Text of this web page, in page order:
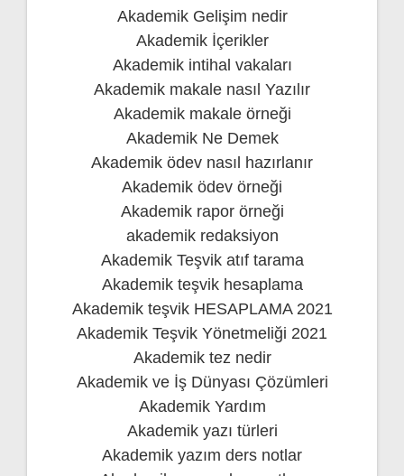
Akademik Gelişim nedir
Akademik İçerikler
Akademik intihal vakaları
Akademik makale nasıl Yazılır
Akademik makale örneği
Akademik Ne Demek
Akademik ödev nasıl hazırlanır
Akademik ödev örneği
Akademik rapor örneği
akademik redaksiyon
Akademik Teşvik atıf tarama
Akademik teşvik hesaplama
Akademik teşvik HESAPLAMA 2021
Akademik Teşvik Yönetmeliği 2021
Akademik tez nedir
Akademik ve İş Dünyası Çözümleri
Akademik Yardım
Akademik yazı türleri
Akademik yazım ders notlar